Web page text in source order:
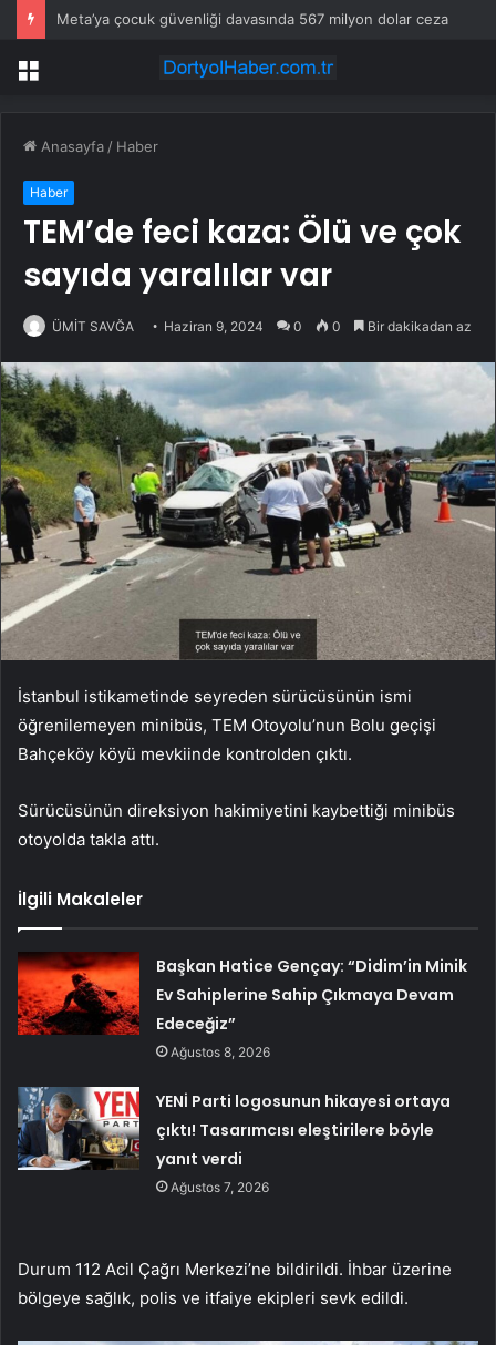
Başkan Hatice Gençay: “Didim’in Minik Ev Sahiplerine Sahip Çıkmaya Devam Edeceğiz”
Menü
Anasayfa / Haber
Haber
TEM’de feci kaza: Ölü ve çok
sayıda yaralılar var
ÜMİT SAVĞA Haziran 9, 2024 0 0 Bir dakikadan az
İstanbul istikametinde seyreden sürücüsünün ismi
öğrenilemeyen minibüs, TEM Otoyolu’nun Bolu geçişi
Bahçeköy köyü mevkiinde kontrolden çıktı.
Sürücüsünün direksiyon hakimiyetini kaybettiği minibüs
otoyolda takla attı.
İlgili Makaleler
Başkan Hatice Gençay: “Didim’in Minik
Ev Sahiplerine Sahip Çıkmaya Devam
Edeceğiz”
Ağustos 8, 2026
YENİ Parti logosunun hikayesi ortaya
çıktı! Tasarımcısı eleştirilere böyle
yanıt verdi
Ağustos 7, 2026
Durum 112 Acil Çağrı Merkezi’ne bildirildi. İhbar üzerine
bölgeye sağlık, polis ve itfaiye ekipleri sevk edildi.